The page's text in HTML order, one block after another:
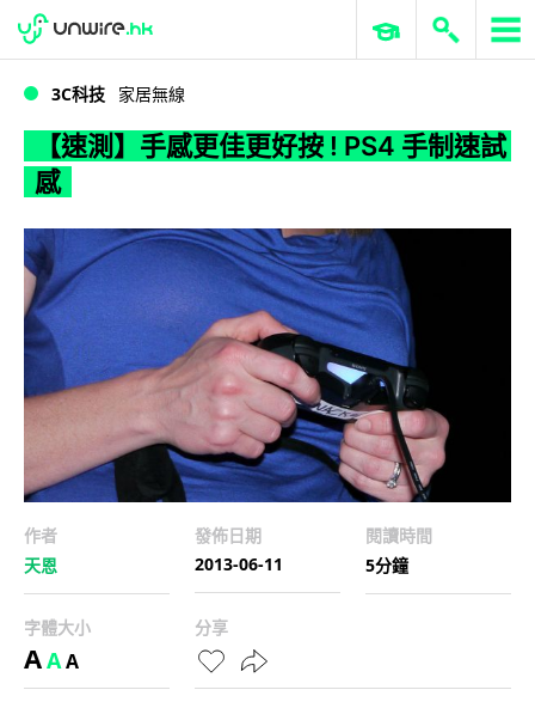
【速測】手感更佳更好按 ! PS4 手制速試感
WWDC 2026 ERP 與商業 AI
3C科技 家居無線
【速測】手感更佳更好按 ! PS4 手制速試
感
作者
天恩
發佈日期
2013-06-11
閱讀時間
5分鐘
字體大小
AAA
分享